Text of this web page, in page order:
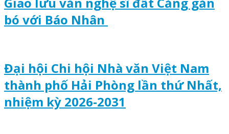
bó với Báo Nhân
Đại hội Chi hội Nhà văn Việt Nam
thành phố Hải Phòng lần thứ Nhất,
nhiệm kỳ 2026-2031